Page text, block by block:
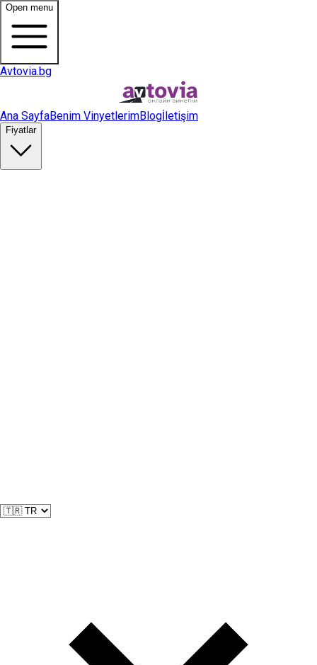
Open menu
Avtovia.bg
Ana SayfaBenim VinyetlerimBlogİletişim
Fiyatlar